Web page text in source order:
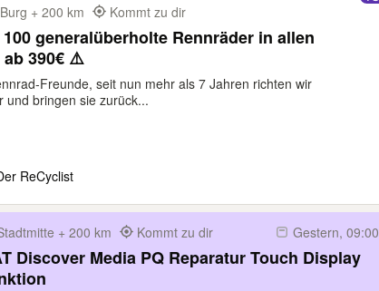
+ 200 km Kommt zu dir
generalüberholte Rennräder in allen
ab 390€ ⚠️
Freunde, seit nun mehr als 7 Jahren richten wir
und bringen sie zurück...
ReCyclist
+ 200 km Kommt zu dir Gestern, 09:00
Discover Media PQ Reparatur Touch Display